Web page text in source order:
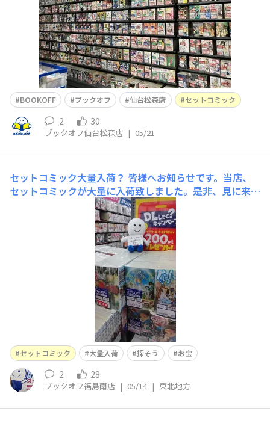
BOOKOFF ブックオフ 仙台松森店 セットコミック
2 30
ブックオフ仙台松森店 | 05/21
セットコミック大量入荷？ 皆様へお知らせです。当店、
セットコミックが大量に入荷致しました。是非、見に来て
ください。👀セットコミックの他にもワゴンにフィギュア
が値引きで出現⁉( ﾟДﾟ)・・・・
セットコミック 大量入荷 探そう お宝
2 28
ブックオフ福島南店 | 05/14 | 東北地方